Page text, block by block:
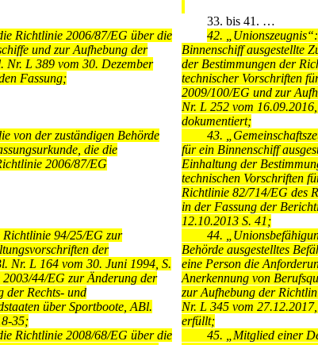
33. bis 41. …
Richtlinie 2006/87/EG über die
und zur Aufhebung der
Nr. L 389 vom 30. Dezember
Fassung;
42.
Binnenschiff ausgestellte
der Bestimmungen der
technischer Vorschriften
2009/100/EG und zur
Nr. L 252 vom
dokumentiert;
von der zuständigen Behörde
die die
2006/87/EG
43.
für ein Binnenschiff
Einhaltung der
technischen Vorschriften
Richtlinie 82/714/EG des
in der Fassung der
12.10.2013 S. 41;
Richtlinie 94/25/EG zur
der
Nr. L 164 vom 30. Juni 1994, S.
44/EG zur Änderung der
der Rechts- und
über Sportboote, ABl.
35;
44.
Behörde ausgestelltes
eine Person die
Anerkennung von
zur Aufhebung der
Nr. L 345 vom
erfüllt;
Richtlinie 2008/68/EG über die
45.
„Mitglied einer